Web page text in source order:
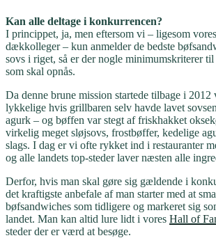
Kan alle deltage i konkurrencen?
I princippet, ja, men eftersom vi – ligesom
dækkolleger – kun anmelder de bedste
sovs i riget, så er der nogle minimumskriterer til
som skal opnås.
Da denne brune mission startede tilbage i 2012
lykkelige hvis grillbaren selv havde lavet
agurk – og bøffen var stegt af friskhakket
virkelig meget sløjsovs, frostbøffer, kedelige
slags. I dag er vi ofte rykket ind i restauranter
og alle landets top-steder laver næsten alle
Derfor, hvis man skal gøre sig gældende i
det kraftigste anbefale af man starter med at
bøfsandwiches som tidligere og markeret sig
landet. Man kan altid lure lidt i vores Hall of
steder der er værd at besøge.